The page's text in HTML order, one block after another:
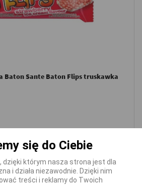
Baton Sante Baton Flips truskawka
Cena zestawu:
zł3,60 zł
się do Ciebie
, dzięki którym nasza strona jest dla
i działa niezawodnie. Dzięki nim
treści i reklamy do Twoich